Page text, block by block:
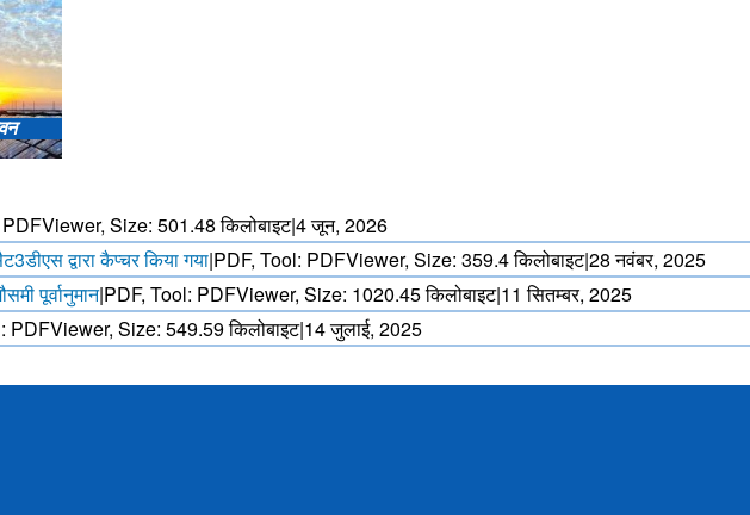
लिए सौर
Size: 501.48 किलोबाइट|4 जून, 2026
द्वारा कैप्चर किया गया|PDF, Tool: PDFViewer, Size: 359.4 किलोबाइट|28 नवंबर, 2025
पूर्वानुमान|PDF, Tool: PDFViewer, Size: 1020.45 किलोबाइट|11 सितम्बर, 2025
PDFViewer, Size: 549.59 किलोबाइट|14 जुलाई, 2025